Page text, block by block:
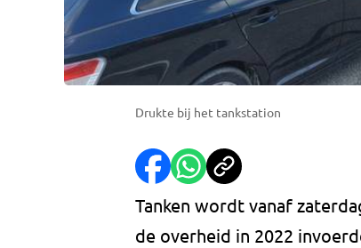
Drukte bij het tankstation
Tanken wordt vanaf
de overheid in 2022